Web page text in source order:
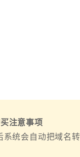
注意事项
系统会自动把域名